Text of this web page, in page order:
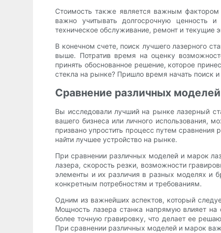
Стоимость также является важным
важно учитывать долгосрочную ценность
техническое обслуживание, ремонт и текущие
В конечном счете, поиск лучшего лазерного
выше. Потратив время на оценку
принять обоснованное решение, которое
стекла на рынке? Пришло время начать поиск
Сравнение различных
Вы исследовали лучший на рынке лазерный
вашего бизнеса или личного использования,
призвано упростить процесс путем
найти лучшее устройство на рынке.
При сравнении различных моделей и марок
лазера, скорость резки, возможности
элементы и их различия в разных моделях и
конкретным потребностям и требованиям.
Одним из важнейших аспектов, который
Мощность лазера станка напрямую влияет
более точную гравировку, что делает ее
При сравнении различных моделей и марок